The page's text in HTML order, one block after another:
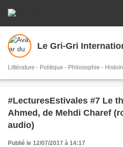
Le Gri-Gri
Littérature - Politique - Philosophie -
#LecturesEstivales #7 Le
Ahmed, de Mehdi Charef
audio)
Publié le 12/07/2017 à 14:17